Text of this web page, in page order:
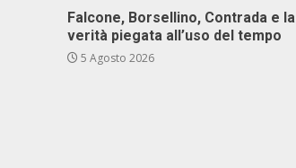
Falcone, Borsellino, Contrada e la
verità piegata all’uso del tempo
5 Agosto 2026